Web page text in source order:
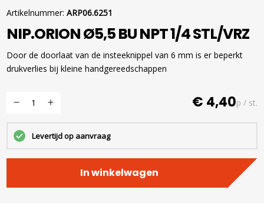
Artikelnummer: ARP06.6251
NIP.ORION Ø5,5 BU NPT 1/4 STL/VRZ
Door de doorlaat van de insteeknippel van 6 mm is er beperkt
drukverlies bij kleine handgereedschappen
€ 4,40p / st.
Levertijd op aanvraag
In winkelwagen